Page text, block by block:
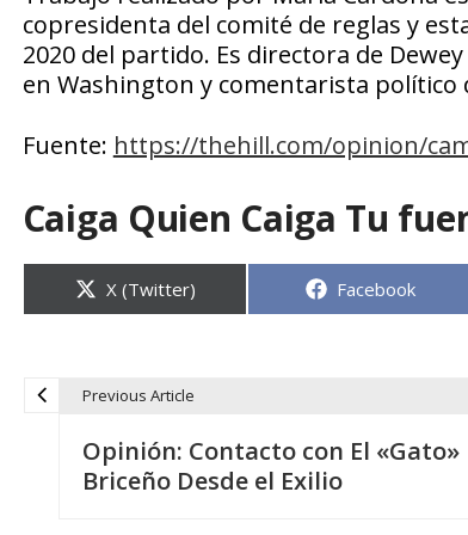
copresidenta del comité de reglas y
2020 del partido. Es directora de
en Washington y comentarista político
Fuente: https://thehill.com/opinion/
Caiga Quien Caiga Tu
Compartir
en
X (Twitter) Compartir
Facebook
Previous Article
Opinión: Contacto con El «Gato»
Briceño Desde el Exilio